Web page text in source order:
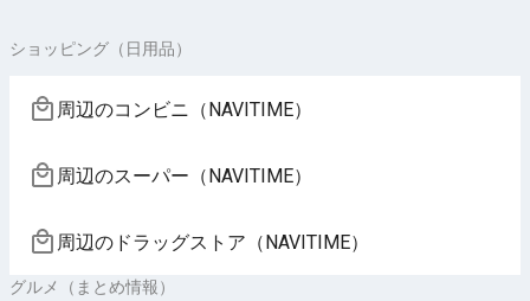
ショッピング（日用品）
周辺のコンビニ（NAVITIME）
周辺のスーパー（NAVITIME）
周辺のドラッグストア（NAVITIME）
グルメ（まとめ情報）